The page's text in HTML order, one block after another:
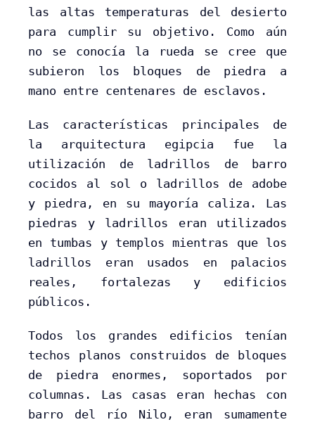
las altas temperaturas del desierto
para cumplir su objetivo. Como aún
no se conocía la rueda se cree que
subieron los bloques de piedra a
mano entre centenares de esclavos.
Las características principales de
la arquitectura egipcia fue la
utilización de ladrillos de barro
cocidos al sol o ladrillos de adobe
y piedra, en su mayoría caliza. Las
piedras y ladrillos eran utilizados
en tumbas y templos mientras que los
ladrillos eran usados en palacios
reales, fortalezas y edificios
públicos.
Todos los grandes edificios tenían
techos planos construidos de bloques
de piedra enormes, soportados por
columnas. Las casas eran hechas con
barro del río Nilo, eran sumamente